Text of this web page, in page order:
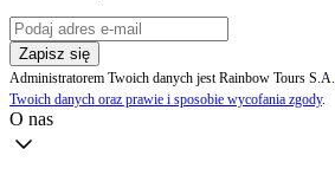
Zapisz się
Administratorem Twoich danych jest Rainbow Tours S.A.
Twoich danych oraz prawie i sposobie wycofania zgody.
O nas